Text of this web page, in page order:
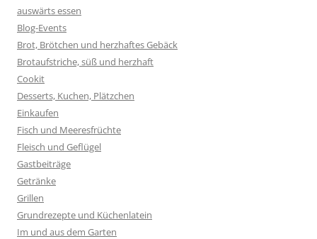
auswärts essen
Blog-Events
Brot, Brötchen und herzhaftes Gebäck
Brotaufstriche, süß und herzhaft
Cookit
Desserts, Kuchen, Plätzchen
Einkaufen
Fisch und Meeresfrüchte
Fleisch und Geflügel
Gastbeiträge
Getränke
Grillen
Grundrezepte und Küchenlatein
Im und aus dem Garten